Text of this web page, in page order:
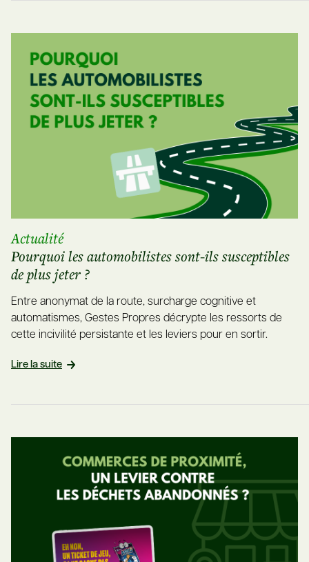
Actualité
Pourquoi les automobilistes sont-ils susceptibles
de plus jeter ?
Entre anonymat de la route, surcharge cognitive et
automatismes, Gestes Propres décrypte les ressorts de
cette incivilité persistante et les leviers pour en sortir.
Lire la suite